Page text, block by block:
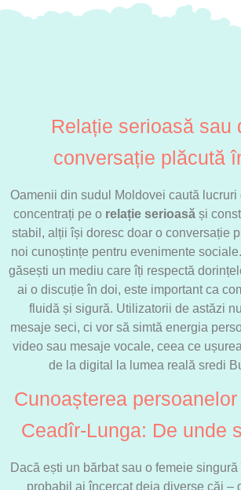
Relație serioasă sau
conversație plăcută
Oamenii din sudul Moldovei caută lucruri
concentrați pe o relație serioasă și
stabil, alții își doresc doar o conversație
noi cunoștințe pentru evenimente
găsești un mediu care îți respectă
ai o discuție în doi, este important ca
fluidă și sigură. Utilizatorii de astăzi
mesaje seci, ci vor să simtă energia
video sau mesaje vocale, ceea ce
de la digital la lumea reală sredi
Cunoașterea
Ceadîr-Lunga: De unde
Dacă ești un bărbat sau o femeie
probabil ai încercat deja diverse căi –